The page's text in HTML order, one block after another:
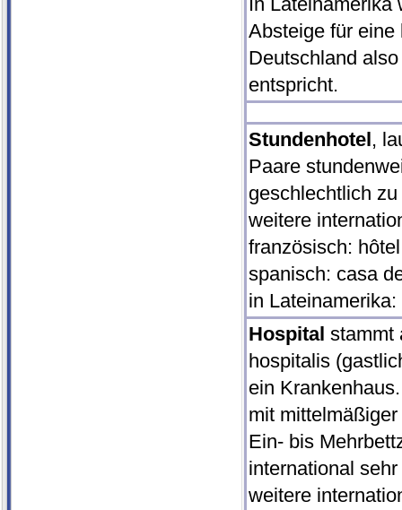
Absteige für
Deutschland
entspricht.
Stundenhotel,
Paare
geschlechtlich
weitere
französisch:
spanisch: casa
in Lateinamerika:
Hospital stammt
hospitalis
ein
mit
Ein- bis
international
weitere